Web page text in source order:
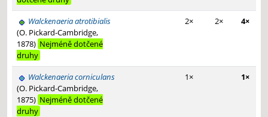
Walckenaeria atrotibialis
(O. Pickard-Cambridge,
1878) Nejméně dotčené
druhy
2× 2× 4×
Walckenaeria corniculans
(O. Pickard-Cambridge,
1875) Nejméně dotčené
druhy
1× 1×